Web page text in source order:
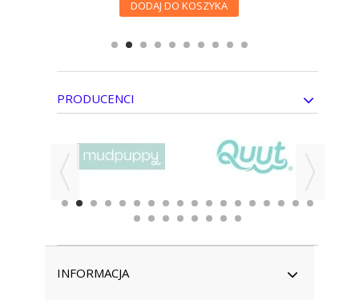
DODAJ DO KOSZYKA
PRODUCENCI
INFORMACJA